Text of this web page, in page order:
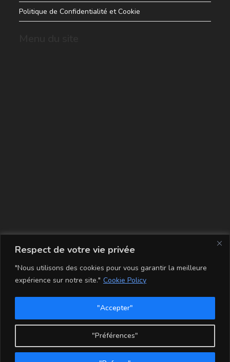
Respect de votre vie privée
"Nous utilisons des cookies pour vous garantir la meilleure
expérience sur notre site." Cookie Policy
"Préférences"
"Accepter"
Politique de Confidentialité et Cookie
La carte
Conditions Générales de Vente Mentions légales
Mon compte
Politique de Confidentialité et Cookie
Copyright - WordPress Theme by OceanWP